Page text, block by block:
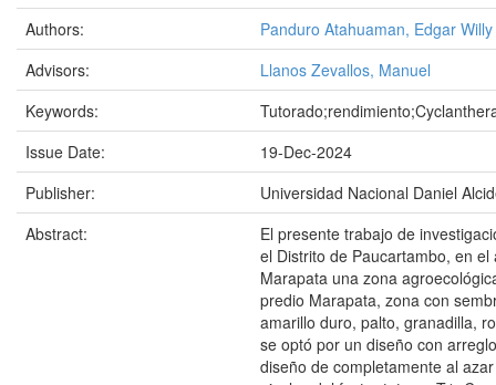
Authors:
Panduro Atahuaman, Edgar Willy
Advisors:
Llanos Zevallos, Manuel
Keywords:
Issue Date:
19-Dec-2024
Publisher:
Universidad Nacional Daniel
Abstract:
El presente trabajo de
el Distrito de Paucartambo, en el
Marapata una zona
predio Marapata, zona con
amarillo duro, palto, granadilla,
se optó por un diseño con
diseño de completamente al